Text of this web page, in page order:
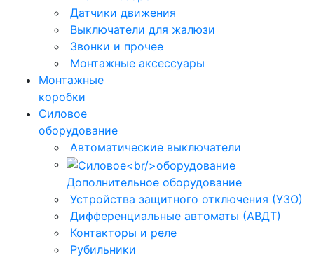
Датчики движения
Выключатели для жалюзи
Звонки и прочее
Монтажные аксессуары
Монтажные
коробки
Силовое
оборудование
Автоматические выключатели
Дополнительное оборудование
Устройства защитного отключения (УЗО)
Дифференциальные автоматы (АВДТ)
Контакторы и реле
Рубильники